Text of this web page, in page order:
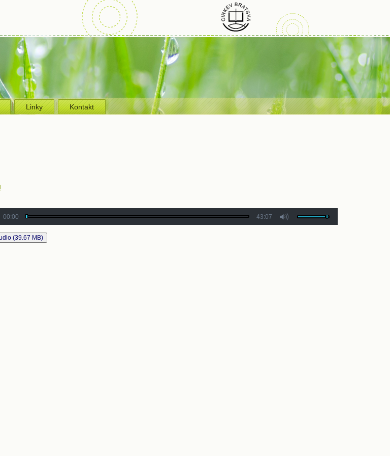
Linky Kontakt
00:00 43:07